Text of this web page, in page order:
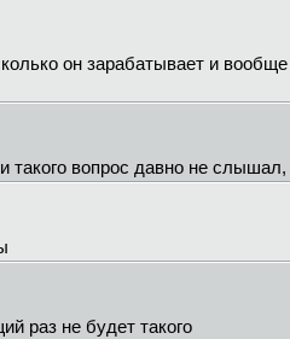
он зарабатывает и вообще
вопрос давно не слышал,
раз не будет такого